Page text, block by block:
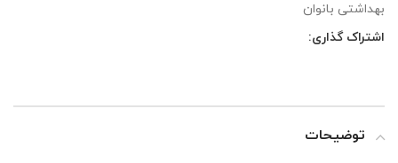
بهداشتی بانوان
اشتراک گذاری:
توضیحات